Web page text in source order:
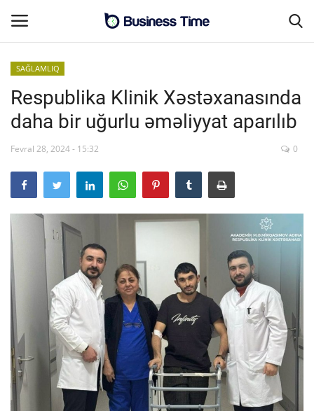
Əsas səhifə
MALİYYƏ-BİZNES
SƏNAYE-İNFRASTRUKTUR
CƏMİYYƏT
ENERGETİKA
SİYASƏT
İDMAN
FORMULA 1
SAĞLAMLIQ
Respublika Klinik Xəstəxanasında
daha bir uğurlu əməliyyat aparılıb
Fevral 28, 2024 - 15:32 0